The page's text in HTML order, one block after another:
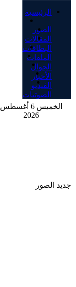
الرئيسية
الصور
المقالات
البطاقات
الملفات
الجوال
الأخبار
الفيديو
الصوتيات
الخميس 6 أغسطس
2026
جديد الصور